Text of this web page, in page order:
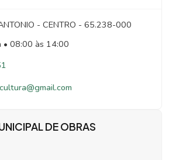
- CENTRO - 65.238-000
• 08:00 às 14:00
DE OBRAS